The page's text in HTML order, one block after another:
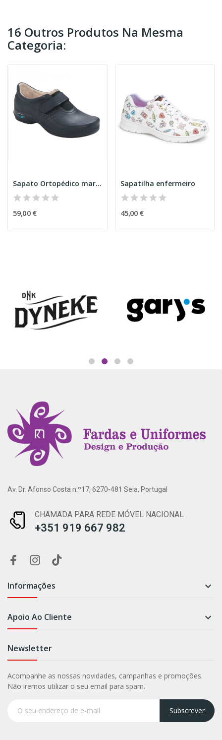
16 Outros Produtos Na Mesma
Categoria:
Sapato Ortopédico marinho
59,00 €
Sapatilha enfermeiro
45,00 €
Av. Dr. Afonso Costa n.º17, 6270-481 Seia, Portugal
CHAMADA PARA REDE MÓVEL NACIONAL
+351 919 667 982
Informações 
Apoio Ao Cliente 
Newsletter
Acompanhe as nossas novidades, campanhas e promoções.
Não iremos utilizar o seu email para spam.
Subscrever